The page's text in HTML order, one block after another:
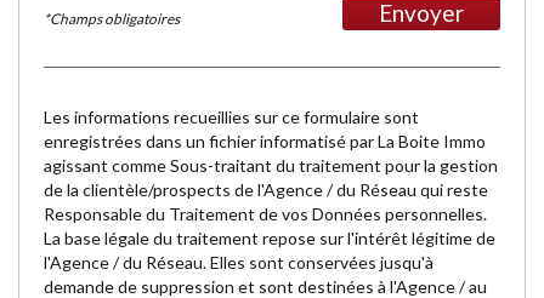
Envoyer
*Champs obligatoires
Les informations recueillies sur ce formulaire sont
enregistrées dans un fichier informatisé par La Boite Immo
agissant comme Sous-traitant du traitement pour la gestion
de la clientèle/prospects de l'Agence / du Réseau qui reste
Responsable du Traitement de vos Données personnelles.
La base légale du traitement repose sur l'intérêt légitime de
l'Agence / du Réseau. Elles sont conservées jusqu'à
demande de suppression et sont destinées à l'Agence / au